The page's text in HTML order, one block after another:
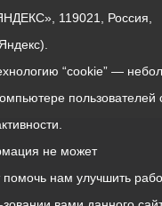
119021, Россия,
“cookie” —
пользователей
не может
нам улучшить